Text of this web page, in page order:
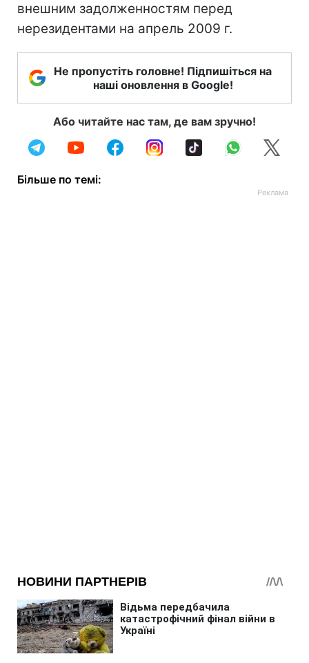
внешним задолженностям перед
нерезидентами на апрель 2009 г.
Не пропустіть головне! Підпишіться на
наші оновлення в Google!
Або читайте нас там, де вам зручно!
Більше по темі: